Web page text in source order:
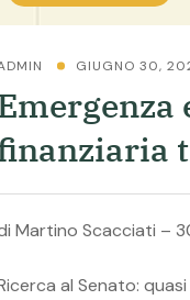
GIUGNO 30,
Martino Scacciati –
al Senato: